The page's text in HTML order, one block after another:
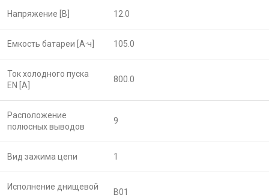
Напряжение [В] 12.0
Емкость батареи [А·ч] 105.0
Ток холодного пуска
EN [A]
800.0
Расположение
полюсных выводов
9
Вид зажима цепи 1
Исполнение днищевой
B01